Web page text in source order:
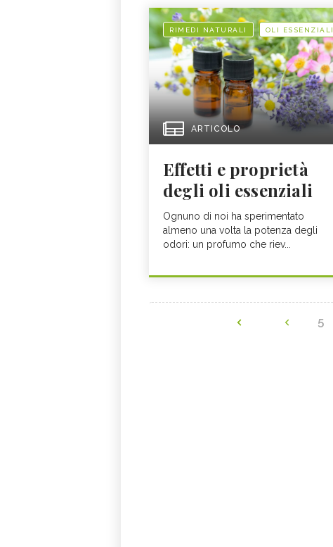
RIMEDI NATURALI OLI ESSENZIALI
ARTICOLO
Effetti e proprietà
degli oli essenziali
Ognuno di noi ha sperimentato
almeno una volta la potenza degli
odori: un profumo che riev...
5